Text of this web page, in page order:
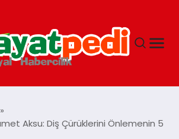
Aksu: Diş Çürüklerini Önlemenin 5